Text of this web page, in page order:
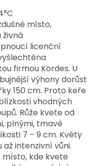
místo,
živná
pnoucí licenční
firmou Kordes. U
výhony dorůst
150 cm. Proto keře
vhodných
Růže kvete od
plnými, tmavě
7 – 9 cm. Květy
intenzivní vůni.
místo, kde kvete